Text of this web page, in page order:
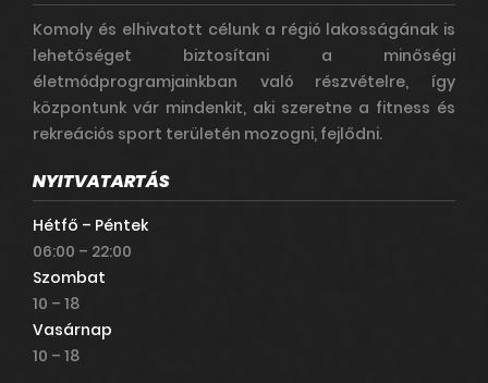
Komoly és elhivatott célunk a régió lakosságának is
lehetőséget biztosítani a minőségi
életmódprogramjainkban való részvételre, így
központunk vár mindenkit, aki szeretne a fitness és
rekreációs sport területén mozogni, fejlődni.
NYITVATARTÁS
Hétfő – Péntek
06:00 – 22:00
Szombat
10 – 18
Vasárnap
10 – 18